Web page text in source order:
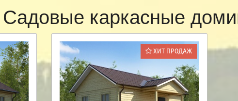
Садовые каркасные
ХИТ ПРОДАЖ